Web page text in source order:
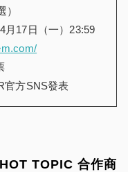
月17日（一）23:59
官方SNS發表
TOPIC 合作商